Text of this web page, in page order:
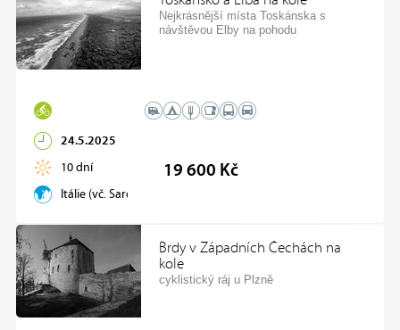
Nejkrásnější místa Toskánska s
návštěvou Elby na pohodu
24.5.2025
10 dní
Itálie (vč. Sardinie, Elba)
19 600 Kč
Brdy v Západních Čechách na
kole
cyklistický ráj u Plzně